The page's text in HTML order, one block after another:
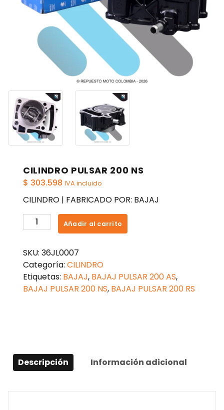
CILINDRO PULSAR 200 NS
$ 303.598 IVA incluido
CILINDRO | FABRICADO POR: BAJAJ
CILINDRO
PULSAR
NS
cantidad
Añadir al carrito
SKU: 36JL0007
Categoría: CILINDRO
Etiquetas: BAJAJ, BAJAJ PULSAR 200 AS,
BAJAJ PULSAR 200 NS, BAJAJ PULSAR 200 RS
Descripción Información adicional